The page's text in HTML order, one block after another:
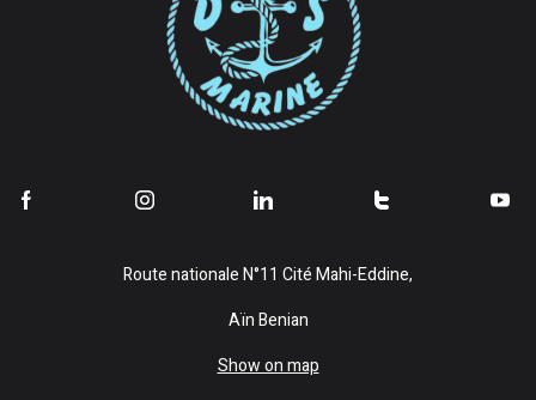
Route nationale N°11 Cité Mahi-Eddine,
Aïn Benian
Show on map